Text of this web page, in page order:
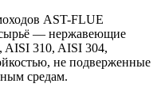
AST-FLUE
сырьё — нержавеющие
AISI 310, AISI 304,
не подверженные
средам.